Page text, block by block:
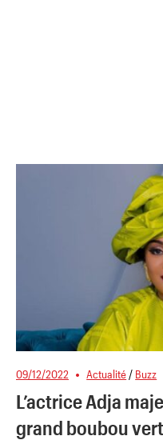
09/12/2022 Actualité / Buzz
L’actrice Adja
grand boubou